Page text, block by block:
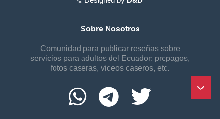
Sobre Nosotros
Comunidad para publicar reseñas sobre
servicios para adultos del Ecuador: prepagos,
fotos caseras, videos caseros, etc.